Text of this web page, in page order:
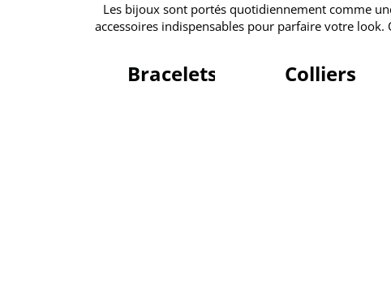
Les bijoux sont portés quotidiennement comme
accessoires indispensables pour parfaire votre
Bracelets Colliers